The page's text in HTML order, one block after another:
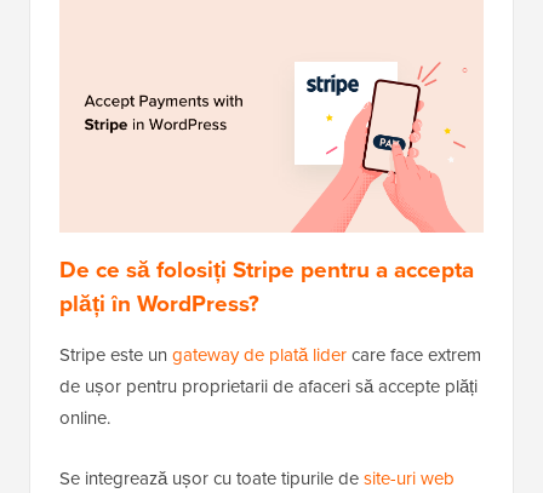
De ce să folosiți Stripe pentru a accepta
plăți în WordPress?
Stripe este un gateway de plată lidercare face extrem
de ușor pentru proprietarii de afaceri să accepte plăți
online.
Se integrează ușor cu toate tipurile desite-uri web